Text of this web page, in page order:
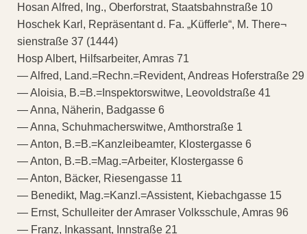
Hosan Alfred, Ing., Oberforstrat, Staatsbahnstraße 10
Hoschek Karl, Repräsentant d. Fa. „Küfferle“, M. There¬
sienstraße 37 (1444)
Hosp Albert, Hilfsarbeiter, Amras 71
— Alfred, Land.=Rechn.=Revident, Andreas Hoferstraße 29
— Aloisia, B.=B.=Inspektorswitwe, Leovoldstraße 41
— Anna, Näherin, Badgasse 6
— Anna, Schuhmacherswitwe, Amthorstraße 1
— Anton, B.=B.=Kanzleibeamter, Klostergasse 6
— Anton, B.=B.=Mag.=Arbeiter, Klostergasse 6
— Anton, Bäcker, Riesengasse 11
— Benedikt, Mag.=Kanzl.=Assistent, Kiebachgasse 15
— Ernst, Schulleiter der Amraser Volksschule, Amras 96
— Franz, Inkassant, Innstraße 21